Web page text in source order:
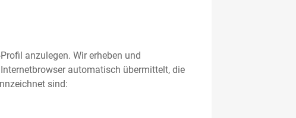
anzulegen. Wir erheben und
automatisch übermittelt, die
sind: